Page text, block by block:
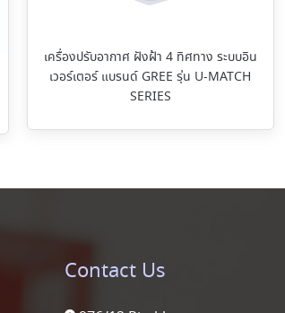
เครื่องปรับอากาศ ฝังฝ้า 4 ทิศทาง ระบบอิน
เวอร์เตอร์ แบรนด์ GREE รุ่น U-MATCH
SERIES
Contact Us